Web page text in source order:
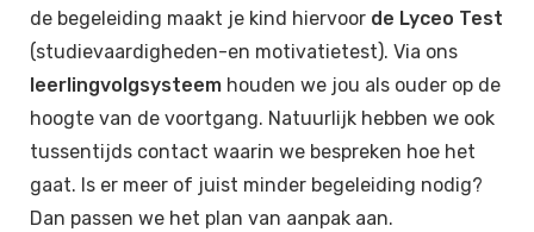
de begeleiding maakt je kind hiervoor de Lyceo Test
(studievaardigheden-en motivatietest). Via ons
leerlingvolgsysteem houden we jou als ouder op de
hoogte van de voortgang. Natuurlijk hebben we ook
tussentijds contact waarin we bespreken hoe het
gaat. Is er meer of juist minder begeleiding nodig?
Dan passen we het plan van aanpak aan.